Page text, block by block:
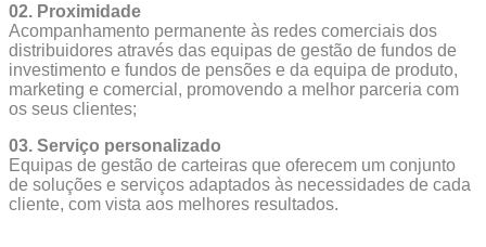
02. Proximidade
Acompanhamento permanente às redes comerciais dos
distribuidores através das equipas de gestão de fundos de
investimento e fundos de pensões e da equipa de produto,
marketing e comercial, promovendo a melhor parceria com
os seus clientes;
03. Serviço personalizado
Equipas de gestão de carteiras que oferecem um conjunto
de soluções e serviços adaptados às necessidades de cada
cliente, com vista aos melhores resultados.